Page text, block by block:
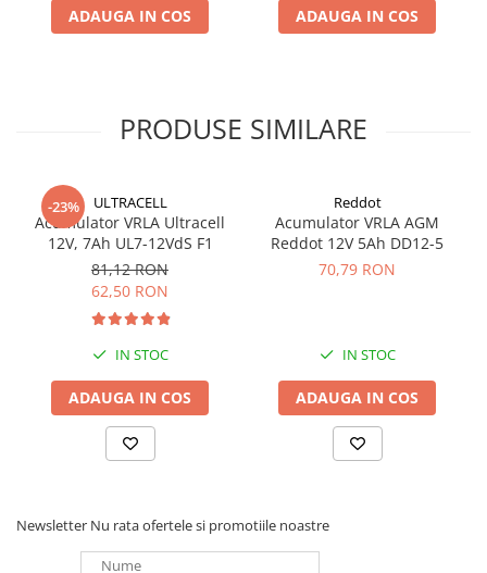
Panouri portabile
Intrerupatoare si prize
Dulapuri pentru cablare
structurata
Tablouri electrice
Lumina (Becuri si Lanterne)
Laptop & PC accesorii, baterii,
cabluri USB, prelungitoare USB
Cablu de date si Adaptoare
Solutii solare portabile
Acumulatori
ADAUGA IN COS ADAUGA IN COS
PRODUSE SIMILARE
-23% ULTRACELL
Acumulator VRLA Ultracell
12V, 7Ah UL7-12VdS F1
81,12 RON
62,50 RON
IN STOC
ADAUGA IN COS
Reddot
Acumulator VRLA AGM
Reddot 12V 5Ah DD12-5
70,79 RON
IN STOC
ADAUGA IN COS
Newsletter Nu rata ofertele si promotiile noastre